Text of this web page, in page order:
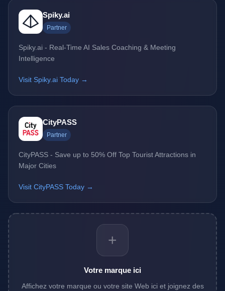
Spiky.ai
Partner
Spiky.ai - Real-Time AI Sales Coaching & Meeting
Intelligence
Visit Spiky.ai Today →
CityPASS
Partner
CityPASS - Save up to 50% Off Top Tourist Attractions in
Major Cities
Visit CityPASS Today →
+
Votre marque ici
Affichez votre marque ou votre site Web ici et joignez des